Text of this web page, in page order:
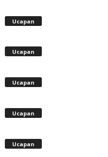
Ucapan
Ucapan
Ucapan
Ucapan
Ucapan